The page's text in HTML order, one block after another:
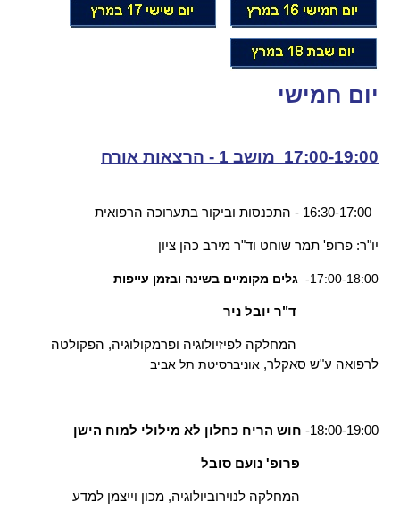
יום חמישי
17:00-19:00 מושב 1 - הרצאות אורח
יו"ר: פרופ' תמר שוחט וד"ר מירב כהן ציון
17:00-18:00- גלים מקומיים בשינה ובזמן עייפות
ד"ר יובל ניר
המחלקה לפיזיולוגיה ופרמקולוגיה, הפקולטה
לרפואה ע"ש סאקלר, אוניברסיטת תל אביב
18:00-19:00- חוש הריח כחלון לא מילולי למוח הישן
פרופ' נועם סובל
המחלקה לנוירוביולוגיה, מכון וייצמן למדע